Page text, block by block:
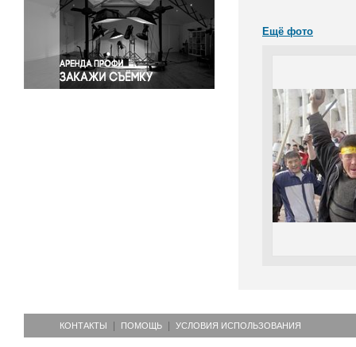
Спорт
Экология
Экономика и бизнес
Ещё фото
КОНТАКТЫ ПОМОЩЬ УСЛОВИЯ ИСПОЛЬЗОВАНИЯ